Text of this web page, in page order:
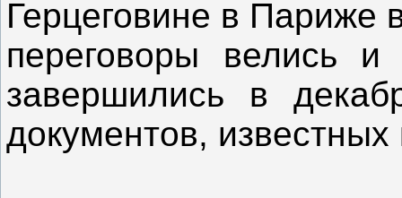
Герцеговине в Париже
переговоры велись
завершились в
документов,